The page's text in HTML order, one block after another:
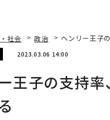
社会 政治 ヘンリー王子
2023.03.06 14:00
王子の支持